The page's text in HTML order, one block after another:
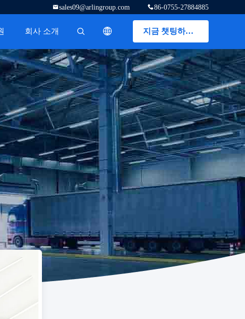
86-0755-27884885
sales09@arlingroup.com
지금 챗팅하세요
描述
회사 소개